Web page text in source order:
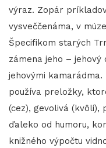
výraz. Zopár
vysveččenáma, v
Špecifikom starých
zámena jeho – jehový
jehovými kamarádma.
používa preložky,
(cez), gevolivá (kvôli),
ďaleko od humoru,
knižného výpočtu